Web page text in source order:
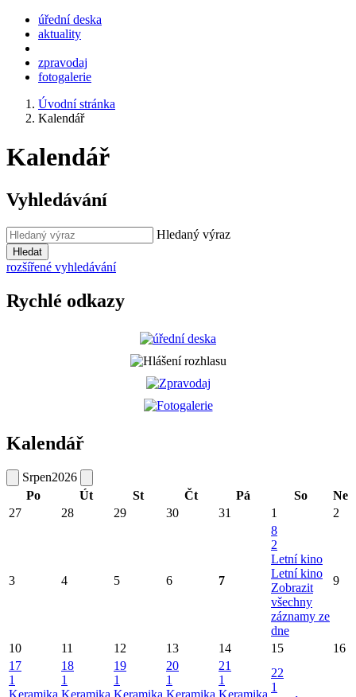
úřední deska
aktuality
zpravodaj
fotogalerie
Úvodní stránka
Kalendář
Kalendář
Vyhledávání
Hledaný výraz
Hledat
rozšířené vyhledávání
Rychlé odkazy
Kalendář
Srpen2026
Po
Út St Čt Pá So
Ne
27
28 29 30 31 1 2
3 4 5 6 7
8
2
Letní kino
Letní kino
Zobrazit
všechny
záznamy ze
dne
9
10 11 12 13 14 15
16
17
1
18
1
19
1
20
1
21
1
22
1